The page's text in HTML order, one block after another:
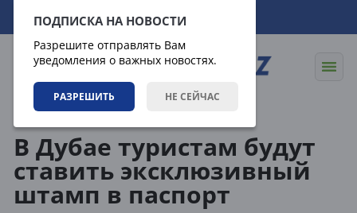
ПОДПИСКА НА НОВОСТИ
Разрешите отправлять Вам
уведомления о важных новостях.
РАЗРЕШИТЬ НЕ СЕЙЧАС
09.08.2026 11:38:35
В Дубае туристам будут
ставить эксклюзивный
штамп в паспорт